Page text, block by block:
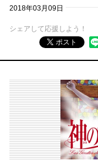
2018年03月09日
シェアして応援しよう！
ポスト